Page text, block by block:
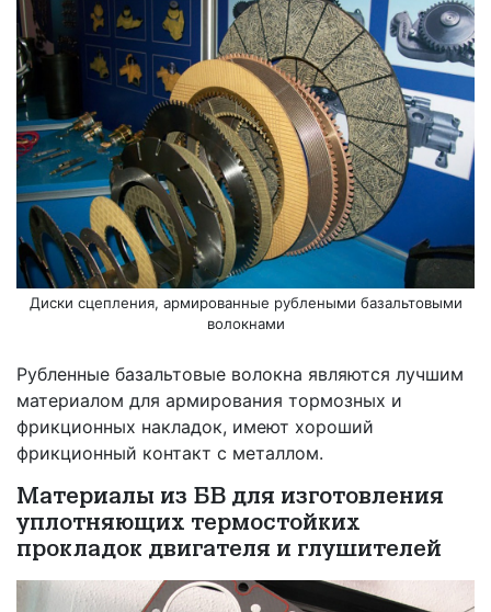
Диски сцепления, армированные рублеными базальтовыми
волокнами
Рубленные базальтовые волокна являются лучшим
материалом для армирования тормозных и
фрикционных накладок, имеют хороший
фрикционный контакт с металлом.
Материалы из БВ для изготовления
уплотняющих термостойких
прокладок двигателя и глушителей